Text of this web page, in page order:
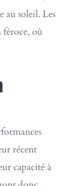
au soleil. Les
où
récent
capacité à